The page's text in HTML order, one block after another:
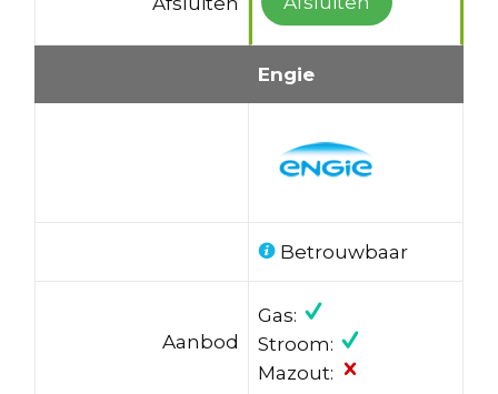
Engie
Betrouwbaar
Aanbod
Gas:
Stroom:
Mazout: